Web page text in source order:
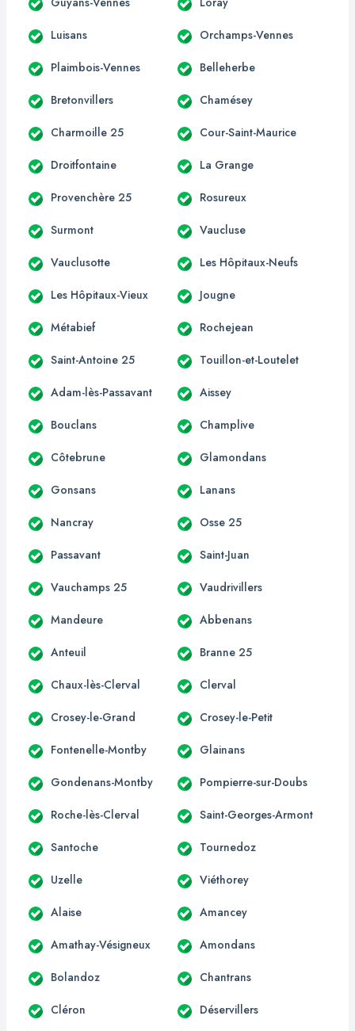
Luisans Orchamps-Vennes
Plaimbois-Vennes Belleherbe
Bretonvillers Chamésey
Charmoille 25 Cour-Saint-Maurice
Droitfontaine La Grange
Provenchère 25 Rosureux
Surmont Vaucluse
Vauclusotte Les Hôpitaux-Neufs
Les Hôpitaux-Vieux Jougne
Métabief Rochejean
Saint-Antoine 25 Touillon-et-Loutelet
Adam-lès-Passavant Aissey
Bouclans Champlive
Côtebrune Glamondans
Gonsans Lanans
Nancray Osse 25
Passavant Saint-Juan
Vauchamps 25 Vaudrivillers
Mandeure Abbenans
Anteuil Branne 25
Chaux-lès-Clerval Clerval
Crosey-le-Grand Crosey-le-Petit
Fontenelle-Montby Glainans
Gondenans-Montby Pompierre-sur-Doubs
Roche-lès-Clerval Saint-Georges-Armont
Santoche Tournedoz
Uzelle Viéthorey
Alaise Amancey
Amathay-Vésigneux Amondans
Bolandoz Chantrans
Cléron Déservillers